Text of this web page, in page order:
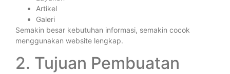
Artikel
Galeri
Semakin besar kebutuhan informasi, semakin cocok
menggunakan website lengkap.
2. Tujuan Pembuatan